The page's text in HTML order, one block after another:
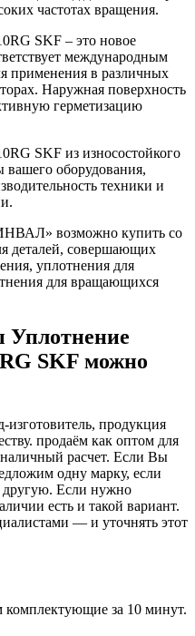
частотах вращения.
SKF – это новое
международным
применения в различных
Наружная поверхность
герметизацию
SKF из износостойкого
вашего оборудования,
техники и
возможно купить со
деталей, совершающих
уплотнения для
для вращающихся
Уплотнение
SKF можно
изготовитель, продукция
продаём как оптом для
расчет. Если Вы
одну марку, если
другую. Если нужно
есть и такой вариант.
— и уточнять этот
за 10 минут.